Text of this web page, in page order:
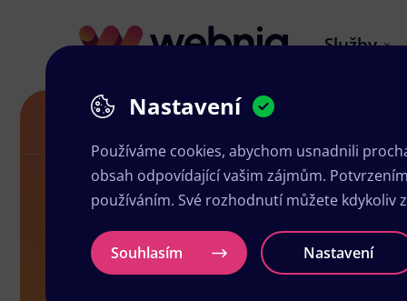
Služby
Grafika a tisk Olomouc
Grafika a
Nastavení
Používáme cookies, abychom usnadnili
obsah odpovídající vašim zájmům.
používáním. Své rozhodnutí můžete kdykoliv
Souhlasím Nastavení